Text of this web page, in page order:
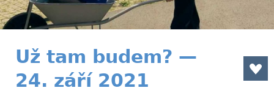
Už tam budem? —
24. září 2021